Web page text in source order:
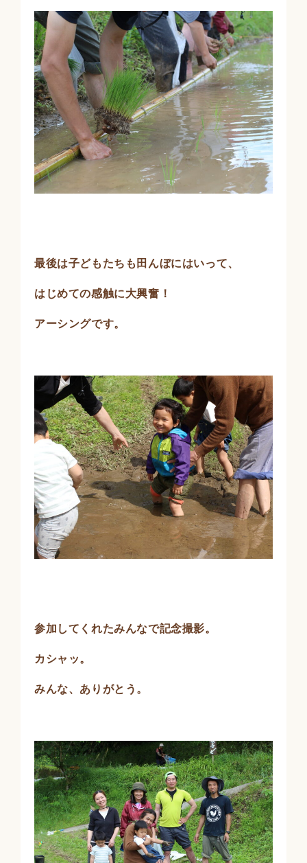
最後は子どもたちも田んぼにはいって、
はじめての感触に大興奮！
アーシングです。
参加してくれたみんなで記念撮影。
カシャッ。
みんな、ありがとう。